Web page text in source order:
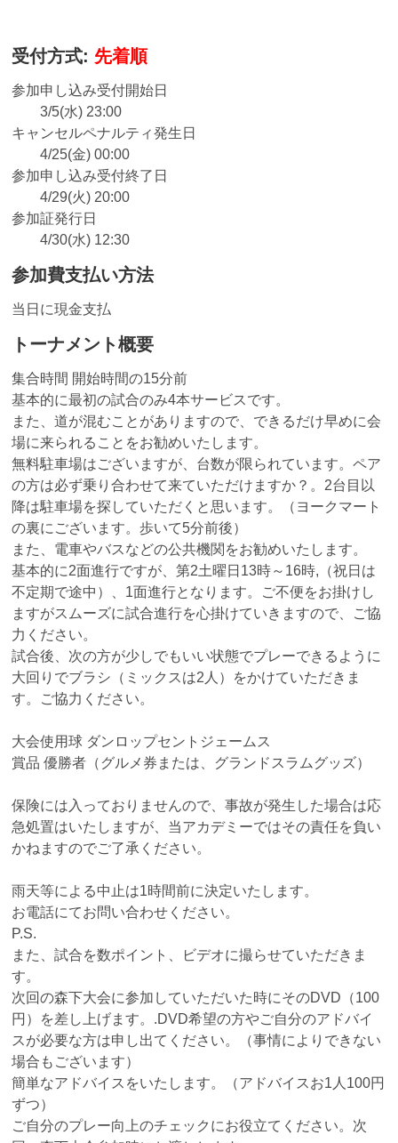
受付方式: 先着順
参加申し込み受付開始日
3/5(水) 23:00
キャンセルペナルティ発生日
4/25(金) 00:00
参加申し込み受付終了日
4/29(火) 20:00
参加証発行日
4/30(水) 12:30
参加費支払い方法
当日に現金支払
トーナメント概要
集合時間 開始時間の15分前
基本的に最初の試合のみ4本サービスです。
また、道が混むことがありますので、できるだけ早めに会
場に来られることをお勧めいたします。
無料駐車場はございますが、台数が限られています。ペア
の方は必ず乗り合わせて来ていただけますか？。2台目以
降は駐車場を探していただくと思います。（ヨークマート
の裏にございます。歩いて5分前後）
また、電車やバスなどの公共機関をお勧めいたします。
基本的に2面進行ですが、第2土曜日13時～16時,（祝日は
不定期で途中）、1面進行となります。ご不便をお掛けし
ますがスムーズに試合進行を心掛けていきますので、ご協
力ください。
試合後、次の方が少しでもいい状態でプレーできるように
大回りでブラシ（ミックスは2人）をかけていただきま
す。ご協力ください。
大会使用球 ダンロップセントジェームス
賞品 優勝者（グルメ券または、グランドスラムグッズ）
保険には入っておりませんので、事故が発生した場合は応
急処置はいたしますが、当アカデミーではその責任を負い
かねますのでご了承ください。
雨天等による中止は1時間前に決定いたします。
お電話にてお問い合わせください。
P.S.
また、試合を数ポイント、ビデオに撮らせていただきま
す。
次回の森下大会に参加していただいた時にそのDVD（100
円）を差し上げます。.DVD希望の方やご自分のアドバイ
スが必要な方は申し出てください。（事情によりできない
場合もございます）
簡単なアドバイスをいたします。（アドバイスお1人100円
ずつ）
ご自分のプレー向上のチェックにお役立てください。次